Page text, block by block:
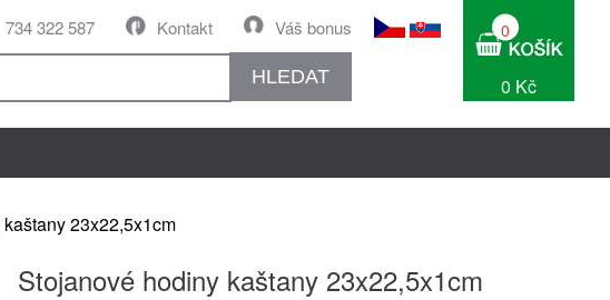
Váš bonus
Kontakt
734 322 587
HLEDAT
0
0 Kč
23x22,5x1cm
Stojanové hodiny kaštany 23x22,5x1cm